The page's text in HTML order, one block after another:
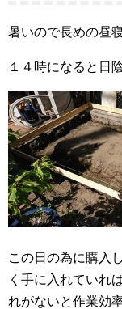
暑いので長めの昼
１４時になると日
この日の為に購入
く手に入れていれ
れがないと作業効